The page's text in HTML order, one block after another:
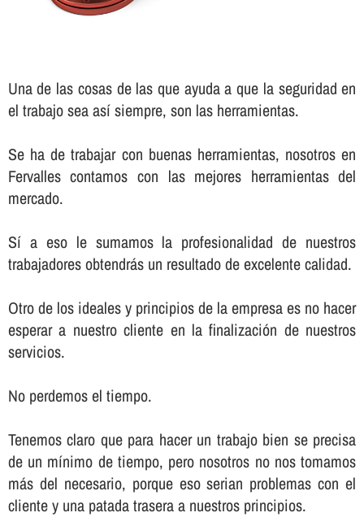
Una de las cosas de las que ayuda a que la seguridad en
el trabajo sea así­ siempre, son las herramientas.
Se ha de trabajar con buenas herramientas, nosotros en
Fervalles contamos con las mejores herramientas del
mercado.
Sí­ a eso le sumamos la profesionalidad de nuestros
trabajadores obtendrás un resultado de excelente calidad.
Otro de los ideales y principios de la empresa es no hacer
esperar a nuestro cliente en la finalización de nuestros
servicios.
No perdemos el tiempo.
Tenemos claro que para hacer un trabajo bien se precisa
de un mí­nimo de tiempo, pero nosotros no nos tomamos
más del necesario, porque eso serian problemas con el
cliente y una patada trasera a nuestros principios.